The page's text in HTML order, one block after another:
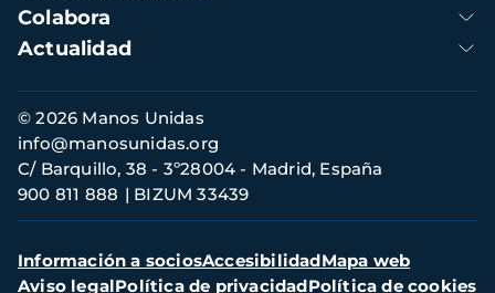
Colabora
Actualidad
Información
de
contacto
© 2026 Manos Unidas
C/ Barquillo, 38 - 3º28004 - Madrid, España
900 811 888
BIZUM 33439
info@manosunidas.org
Menú
secundario
Información a sociosAccesibilidadMapa web
Aviso legalPolítica de privacidadPolítica de cookies